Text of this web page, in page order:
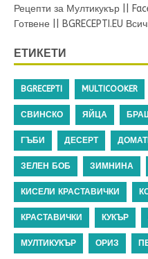
Рецепти за Мултикукър
Готвене
BGRECEPTI.EU
ЕТИКЕТИ
BGRECEPTI MULTICOOKER
СВИНСКО ЯЙЦА
ГЪБИ ДЕСЕРТ
ЗЕЛЕН БОБ ЗИМНИНА
КИСЕЛИ КРАСТАВИЧКИ
КРАСТАВИЧКИ КУКЪР
МУЛТИКУКЪР ОРИЗ